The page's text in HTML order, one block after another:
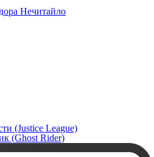
Нечитайло
(Justice League)
(Ghost Rider)